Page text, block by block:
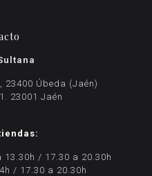
23400 Úbeda (Jaén)
23001 Jaén
13.30h / 17.30 a 20.30h
/ 17.30 a 20.30h